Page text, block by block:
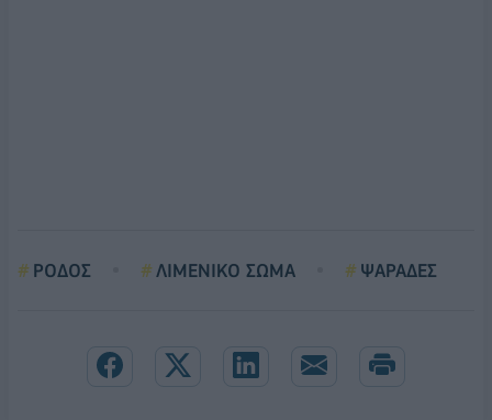
ΡΟΔΟΣ ΛΙΜΕΝΙΚΟ ΣΩΜΑ ΨΑΡΑΔΕΣ